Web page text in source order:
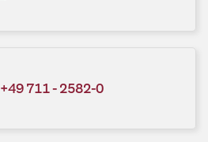
+49 711 - 2582-0